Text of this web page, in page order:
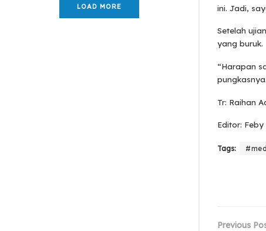
LOAD MORE
ini. Jadi,
Setelah
yang buruk.
“Harapan
pungkasnya.
Tr: Raihan
Editor:
Tags:
Previous